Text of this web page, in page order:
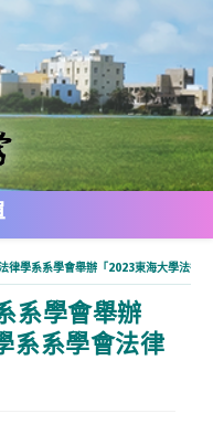
律學系系學會舉辦「2023東海大學法律
系學會舉辦
系系學會法律